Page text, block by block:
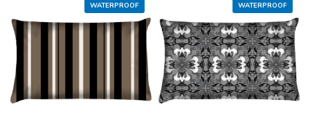
WATERPROOF WATERPROOF